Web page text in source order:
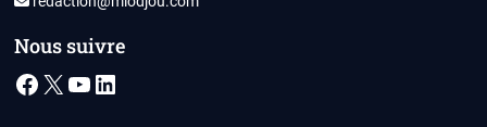
Nous suivre
Facebook
X YouTube
LinkedIn